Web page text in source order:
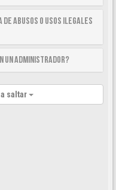
de abusos o usos ilegales
un Administrador?
saltar